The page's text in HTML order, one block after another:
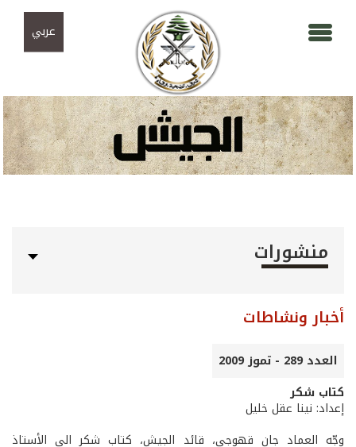
عربي
منشورات
أخبار ونشاطات
العدد 289 - تموز 2009
كتاب شكر
إعداد: نينا عقل خليل
وجّه العماد جان قهوجي، قائد الجيش، كتاب شكر الى الأستاذ